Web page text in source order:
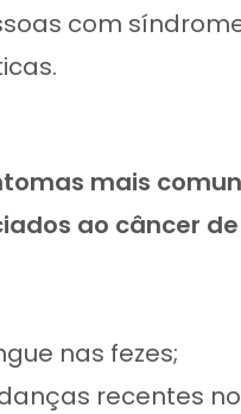
com
mais
ao câncer
nas fezes;
recentes